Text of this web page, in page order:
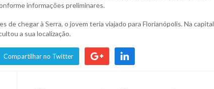
informações preliminares.
de chegar à Serra, o jovem teria viajado para Florianópolis. Na capital
a sua localização.
Compartilhar no Twitter